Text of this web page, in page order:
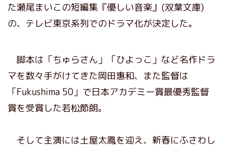
た瀬尾まいこの短編集『優しい音楽』(双葉文庫)
の、テレビ東京系列でのドラマ化が決定した。
脚本は「ちゅらさん」「ひよっこ」など名作ドラ
マを数々手がけてきた岡田惠和、また監督は
「Fukushima 50」で日本アカデミー賞最優秀監督
賞を受賞した若松節朗。
そして主演には土屋太鳳を迎え、新春にふさわし